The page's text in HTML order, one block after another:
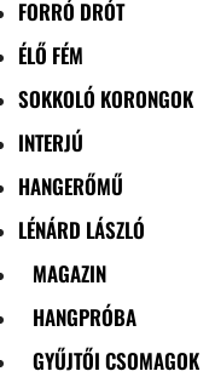
FORRÓ DRÓT
ÉLŐ FÉM
SOKKOLÓ KORONGOK
INTERJÚ
HANGERŐMŰ
LÉNÁRD LÁSZLÓ
MAGAZIN
HANGPRÓBA
GYŰJTŐI CSOMAGOK